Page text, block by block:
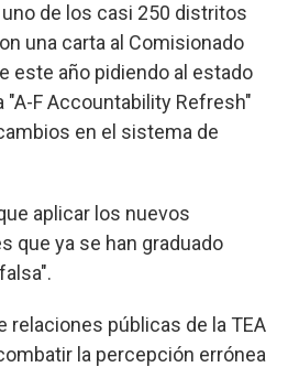
uno de los casi 250 distritos
una carta al Comisionado
este año pidiendo al estado
"A-F Accountability Refresh"
en el sistema de
aplicar los nuevos
que ya se han graduado
relaciones públicas de la TEA
la percepción errónea